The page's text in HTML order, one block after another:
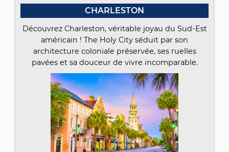
CHARLESTON
Découvrez Charleston, véritable joyau du Sud-Est
américain ! The Holy City séduit par son
architecture coloniale préservée, ses ruelles
pavées et sa douceur de vivre incomparable.